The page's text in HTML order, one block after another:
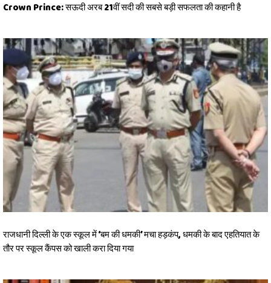
Crown Prince: सऊदी अरब 21वीं सदी की सबसे बड़ी सफलता की कहानी है
राजधानी दिल्ली के एक स्कूल में ‘बम की धमकी’ मचा हड़कंप, धमकी के बाद एहतियात के
तौर पर स्कूल कैंपस को खाली करा दिया गया